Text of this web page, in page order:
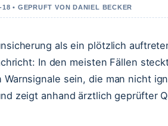
• GEPRUFT VON DANIEL BECKER
als ein plötzlich
In den meisten Fällen
sein, die man nicht
zeigt anhand ärztlich geprüfter